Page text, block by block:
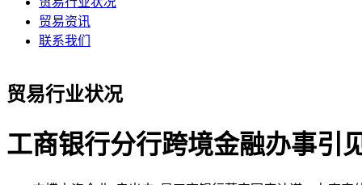
贸易资讯
联系我们
贸易行业状况
工商银行分行跨境金融办事引